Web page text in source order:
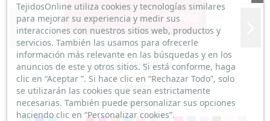
Estoy satisfecha con la rapidez que lo he recibido volveré a
comprar
(5/ 5) PARA BLUSA
Por Maria Pilar Binaburo Gracia en 10/05/2022 Telas Crespón Lisos
Tela de Stretch Liso
3,00 €/m
TejidosOnline utiliza cookies y tecnologías similares
para mejorar su experiencia y medir sus
interacciones con nuestros sitios web, productos y
servicios. También las usamos para ofrecerle
información más relevante en las búsquedas y en los
anuncios de este y otros sitios. Si está conforme, haga
clic en “Aceptar ”. Si hace clic en “Rechazar Todo”, solo
se utilizarán las cookies que sean estrictamente
necesarias. También puede personalizar sus opciones
haciendo clic en “Personalizar cookies”.